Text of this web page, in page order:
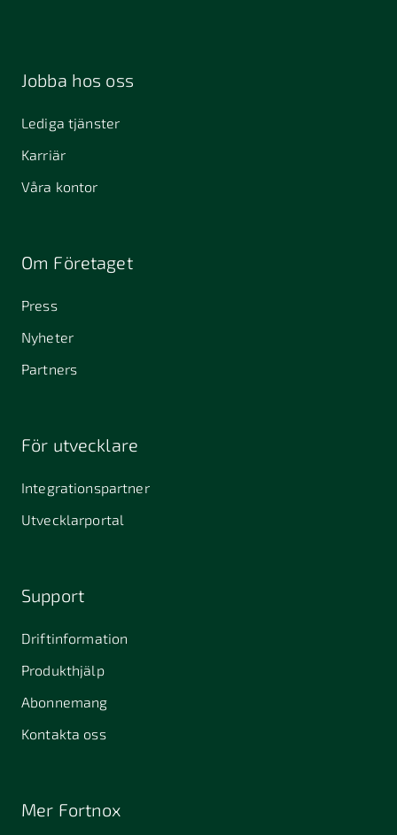
Jobba hos oss
Lediga tjänster
Karriär
Våra kontor
Om Företaget
Press
Nyheter
Partners
För utvecklare
Integrationspartner
Utvecklarportal
Support
Driftinformation
Produkthjälp
Abonnemang
Kontakta oss
Mer Fortnox